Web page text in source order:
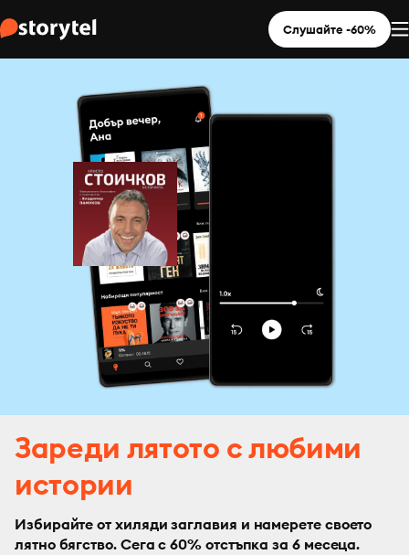
Слушайте -60%
Зареди лятото с любими
истории
Избирайте от хиляди заглавия и намерете своето
лятно бягство. Сега с 60% отстъпка за 6 месеца.